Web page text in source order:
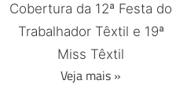
Cobertura da 12ª Festa do
Trabalhador Têxtil e 19ª
Miss Têxtil
Veja mais »